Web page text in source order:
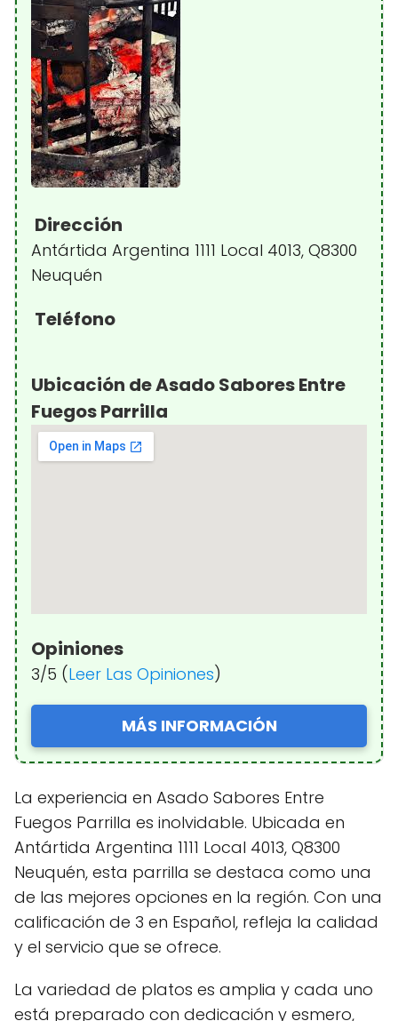
Dirección
Antártida Argentina 1111 Local 4013, Q8300
Neuquén
Teléfono
Ubicación de Asado Sabores Entre
Fuegos Parrilla
Opiniones
3/5 (Leer Las Opiniones)
MÁS INFORMACIÓN
La experiencia en Asado Sabores Entre
Fuegos Parrilla es inolvidable. Ubicada en
Antártida Argentina 1111 Local 4013, Q8300
Neuquén, esta parrilla se destaca como una
de las mejores opciones en la región. Con una
calificación de 3 en Español, refleja la calidad
y el servicio que se ofrece.
La variedad de platos es amplia y cada uno
está preparado con dedicación y esmero,